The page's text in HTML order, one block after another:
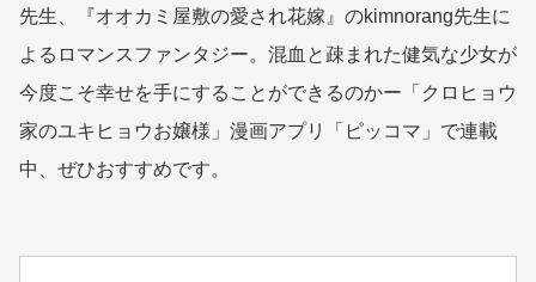
先生、『オオカミ屋敷の愛され花嫁』のkimnorang先生に
よるロマンスファンタジー。混血と疎まれた健気な少女が
今度こそ幸せを手にすることができるのかー「クロヒョウ
家のユキヒョウお嬢様」漫画アプリ「ピッコマ」で連載
中、ぜひおすすめです。